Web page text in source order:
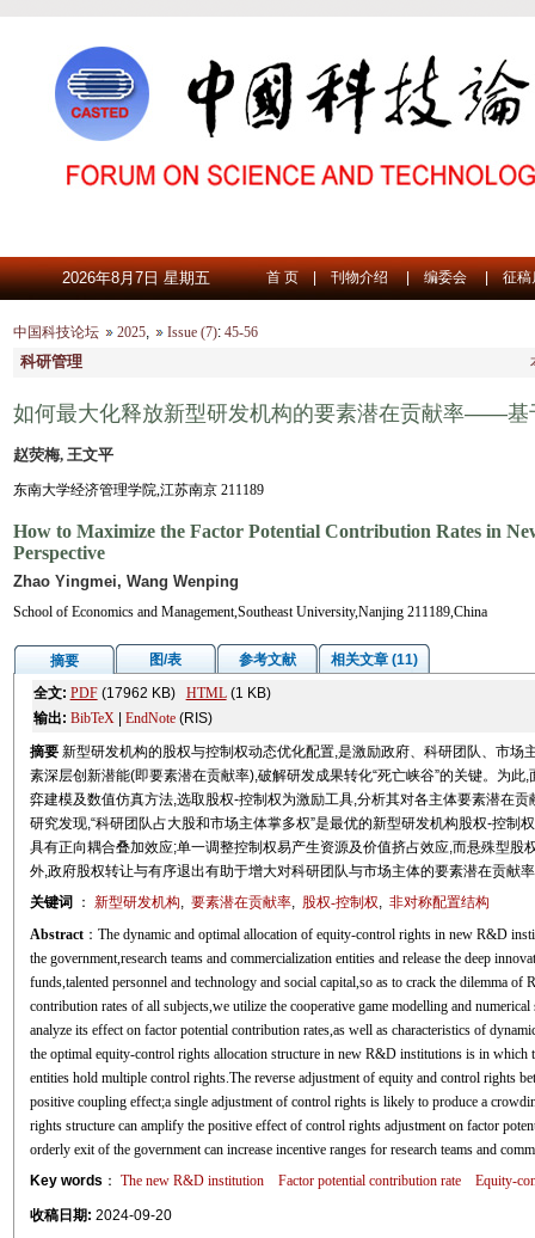
2026年8月7日 星期五 首 页 | 刊物介绍 | 编委会 | 征稿
中国科技论坛 2025, Issue (7):45-56
科研管理
如何最大化释放新型研发机构的要素潜在贡献率——基
赵荧梅, 王文平
东南大学经济管理学院,江苏南京 211189
How to Maximize the Factor Potential Contribution Rates in
Perspective
Zhao Yingmei, Wang Wenping
School of Economics and Management,Southeast University,Nanjing 211189,China
摘要 图/表 参考文献
相关文章 (11)
全文: PDF(17962 KB) HTML(1 KB)
输出: BibTeX| EndNote(RIS)
摘要 新型研发机构的股权与控制权动态优化配置,是激励政府、科研团队、市
素深层创新潜能(即要素潜在贡献率),破解研发成果转化“死亡峡谷”的关键。为
弈建模及数值仿真方法,选取股权-控制权为激励工具,分析其对各主体要素潜在
研究发现,“科研团队占大股和市场主体掌多权”是最优的新型研发机构股权-控制
具有正向耦合叠加效应;单一调整控制权易产生资源及价值挤占效应,而悬殊型
外,政府股权转让与有序退出有助于增大对科研团队与市场主体的要素潜在贡献
关键词
： 新型研发机构, 要素潜在贡献率, 股权-控制权, 非对称配置结构
Abstract：The dynamic and optimal allocation of equity-control rights in new R&D
the government,research teams and commercialization entities and release the deep
funds,talented personnel and technology and social capital,so as to crack the dilemma
contribution rates of all subjects,we utilize the cooperative game modelling and
analyze its effect on factor potential contribution rates,as well as characteristics of
the optimal equity-control rights allocation structure in new R&D institutions is in which
entities hold multiple control rights.The reverse adjustment of equity and control rights
positive coupling effect;a single adjustment of control rights is likely to produce a
rights structure can amplify the positive effect of control rights adjustment on factor
orderly exit of the government can increase incentive ranges for research teams and
Key words ： The new R&D institution Factor potential contribution rate Equity-
收稿日期: 2024-09-20